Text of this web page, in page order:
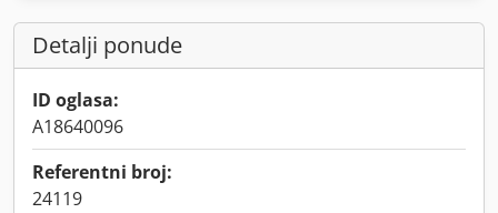
Detalji ponude
ID oglasa:
A18640096
Referentni broj:
24119